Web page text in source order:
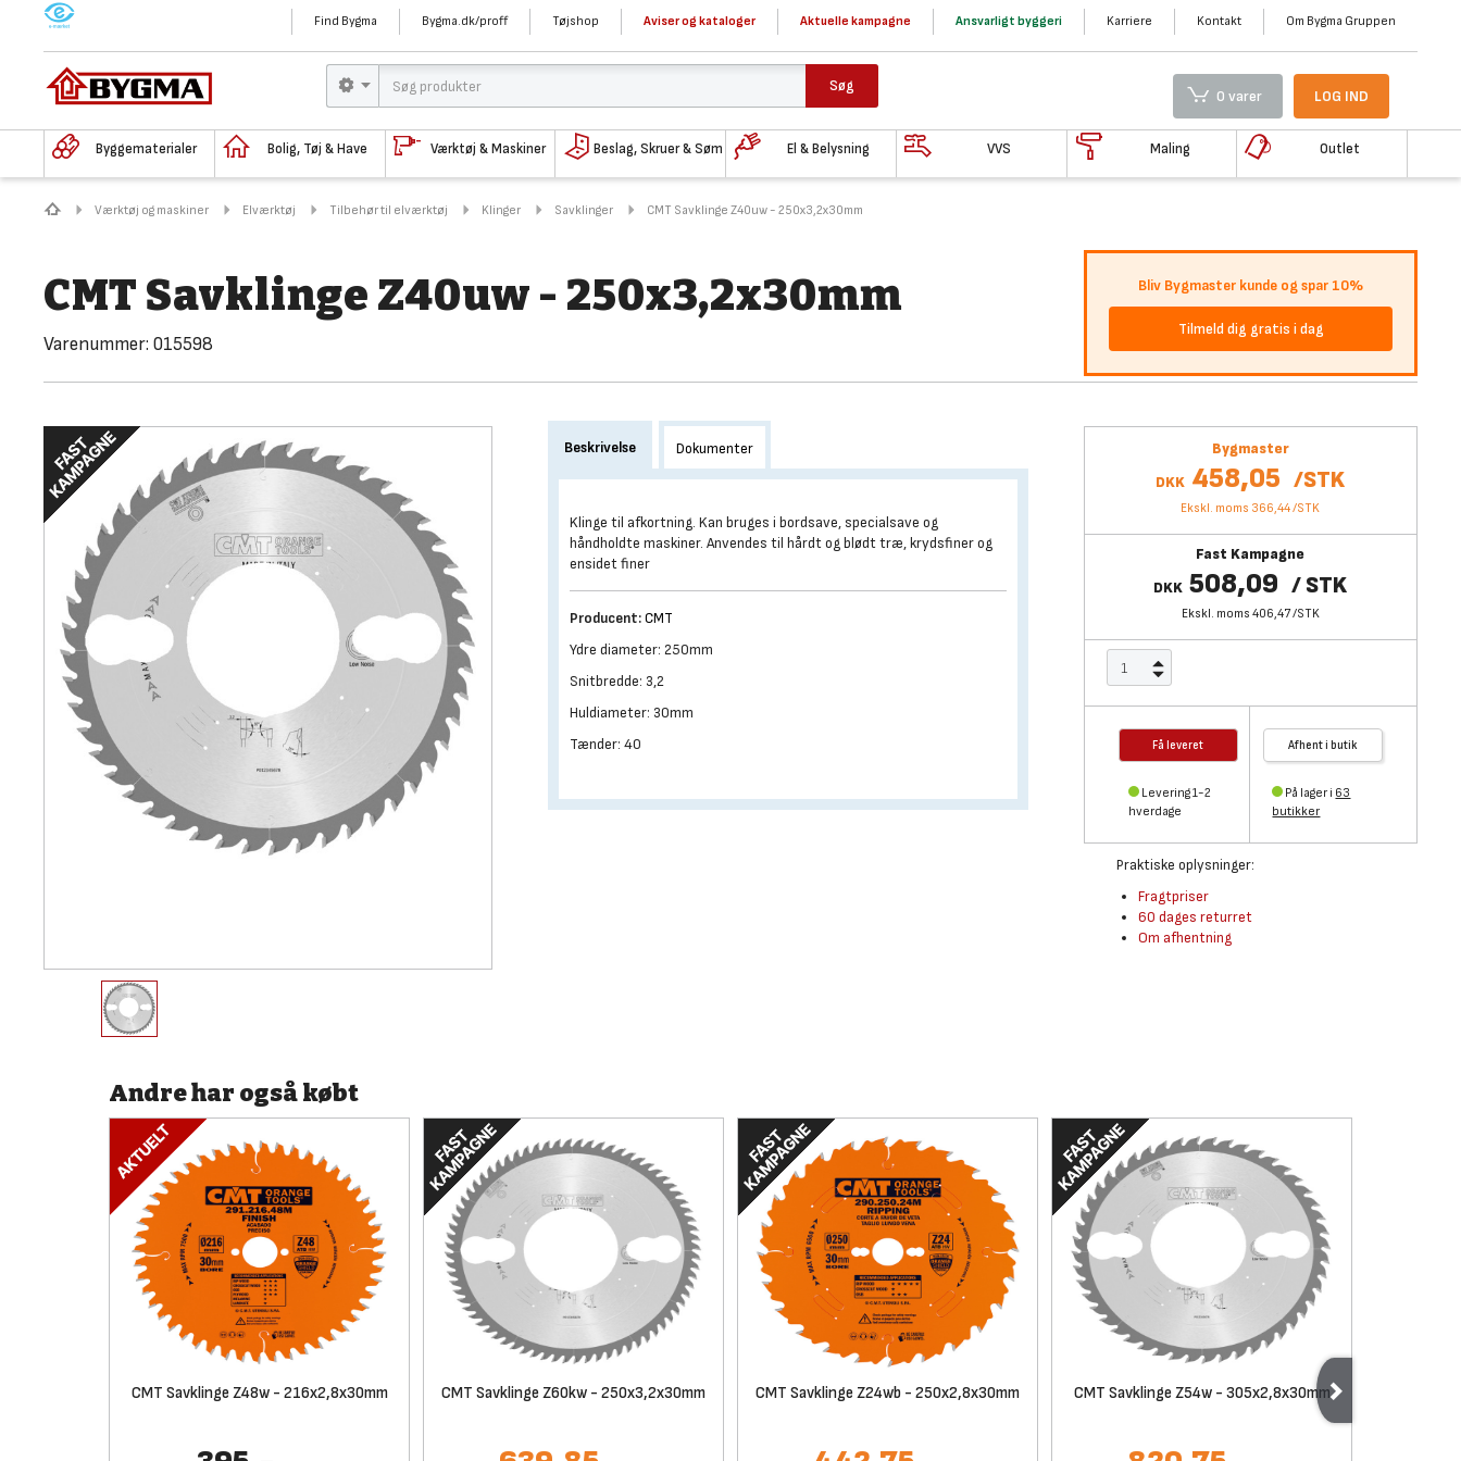
M Find Bygma Bygma.dk/proff Tøjshop Aviser og kataloger Aktuelle kampagne Ansvarligt byggeri Karriere Kontakt Om Bygma Gruppen
Søg
0 varer LOG IND
Byggematerialer Bolig, Tøj & Have Værktøj & Maskiner Beslag, Skruer & Søm El & Belysning VVS Maling Outlet
Værktøj og maskiner Elværktøj Tilbehør til elværktøj Klinger Savklinger CMT Savklinge Z40uw - 250x3,2x30mm
CMT Savklinge Z40uw - 250x3,2x30mm
Varenummer: 015598
Bliv Bygmaster kunde og spar 10%
Tilmeld dig gratis i dag
Bygmaster
DKK 458,05 /STK
Ekskl. moms 366,44/STK
Fast Kampagne
DKK 508,09 /STK
Ekskl. moms 406,47/STK
Få leveret
Levering 1-2
hverdage
Afhent i butik
På lager i 63
butikker
Praktiske oplysninger:
Fragtpriser
60 dages returret
Om afhentning
Beskrivelse Dokumenter
Klinge til afkortning. Kan bruges i bordsave, specialsave og
håndholdte maskiner. Anvendes til hårdt og blødt træ, krydsfiner og
ensidet finer
Producent:CMT
Ydre diameter: 250mm
Snitbredde: 3,2
Huldiameter: 30mm
Tænder: 40
Andre har også købt
CMT Savklinge Z48w - 216x2,8x30mm CMT Savklinge Z60kw - 250x3,2x30mm CMT Savklinge Z24wb - 250x2,8x30mm CMT Savklinge Z54w - 305x2,8x30mm